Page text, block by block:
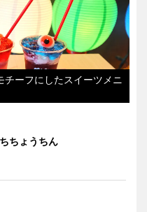
チーフにしたスイーツメニ
ちょうちん